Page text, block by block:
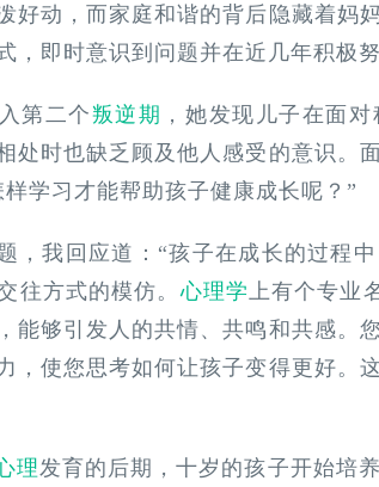
好动，而家庭和谐的背后隐藏着妈
，即时意识到问题并在近几年积极努
第二个叛逆期 ，她发现儿子在面
处时也缺乏顾及他人感受的意识。
学习才能帮助孩子健康成长呢？”
，我回应道：“孩子在成长的过程
往方式的模仿。心理学 上有个专业
能够引发人的共情、共鸣和共感。
，使您思考如何让孩子变得更好。
理发育的后期，十岁的孩子开始培